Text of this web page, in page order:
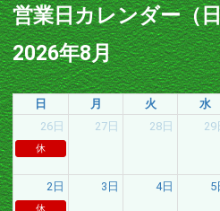
営業日カレンダー（
2026年8月
日 月 火 水
26日
休
27日 28日 29
2日
休
3日 4日 5